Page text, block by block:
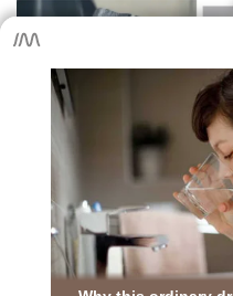
Şube Müdürü
Hakkım Diyerek